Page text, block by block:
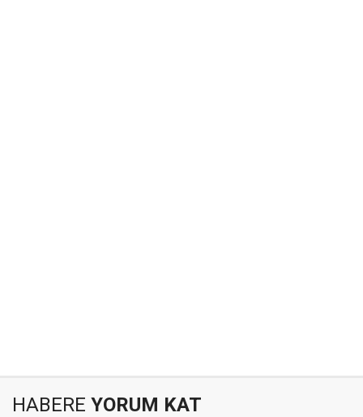
HABERE YORUM KAT